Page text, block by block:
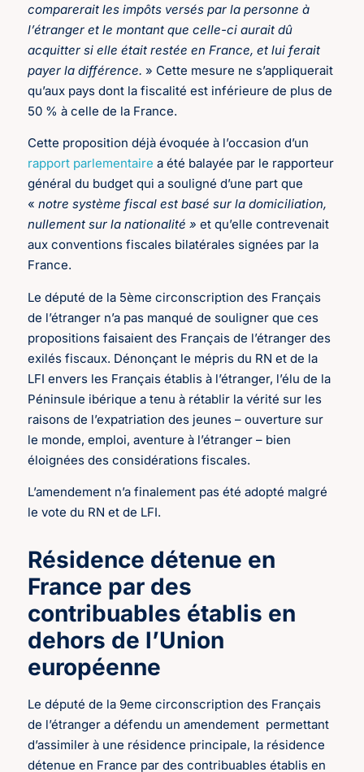
comparerait les impôts versés par la personne à
l’étranger et le montant que celle-ci aurait dû
acquitter si elle était restée en France, et lui ferait
payer la différence. » Cette mesure ne s’appliquerait
qu’aux pays dont la fiscalité est inférieure de plus de
50 % à celle de la France.
Cette proposition déjà évoquée à l’occasion d’un
rapport parlementaire a été balayée par le rapporteur
général du budget qui a souligné d’une part que
«notre système fiscal est basé sur la domiciliation,
nullement sur la nationalité » et qu’elle contrevenait
aux conventions fiscales bilatérales signées par la
France.
Le député de la 5ème circonscription des Français
de l’étranger n’a pas manqué de souligner que ces
propositions faisaient des Français de l’étranger des
exilés fiscaux. Dénonçant le mépris du RN et de la
LFI envers les Français établis à l’étranger, l’élu de la
Péninsule ibérique a tenu à rétablir la vérité sur les
raisons de l’expatriation des jeunes – ouverture sur
le monde, emploi, aventure à l’étranger – bien
éloignées des considérations fiscales.
L’amendement n’a finalement pas été adopté malgré
le vote du RN et de LFI.
Résidence détenue en
France par des
contribuables établis en
dehors de l’Union
européenne
Le député de la 9eme circonscription des Français
de l’étranger a défendu un amendement permettant
d’assimiler à une résidence principale, la résidence
détenue en France par des contribuables établis en